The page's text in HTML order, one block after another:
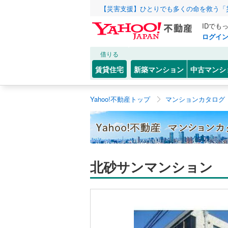
【災害支援】ひとりでも多くの命を救う
IDでも
ログイン
借りる
賃貸住宅 新築マンション 中古マンシ
Yahoo!不動産トップ マンションカタログ
北砂サンマンション